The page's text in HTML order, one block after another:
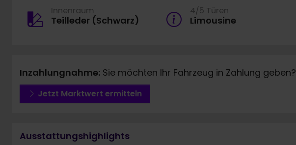
Innenraum
Teilleder (Schwarz)
4/5 Türen
Limousine
Inzahlungnahme: Sie möchten Ihr Fahrzeug in Zahlung geben?
Jetzt Marktwert ermitteln
Ausstattungshighlights